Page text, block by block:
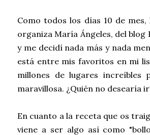
Como todos los días 10 de
organiza María Ángeles, del blog
y me decidí nada más y nada
está entre mis favoritos en mi
millones de lugares
maravillosa. ¿Quién no desearía
En cuanto a la receta que os
viene a ser algo así como